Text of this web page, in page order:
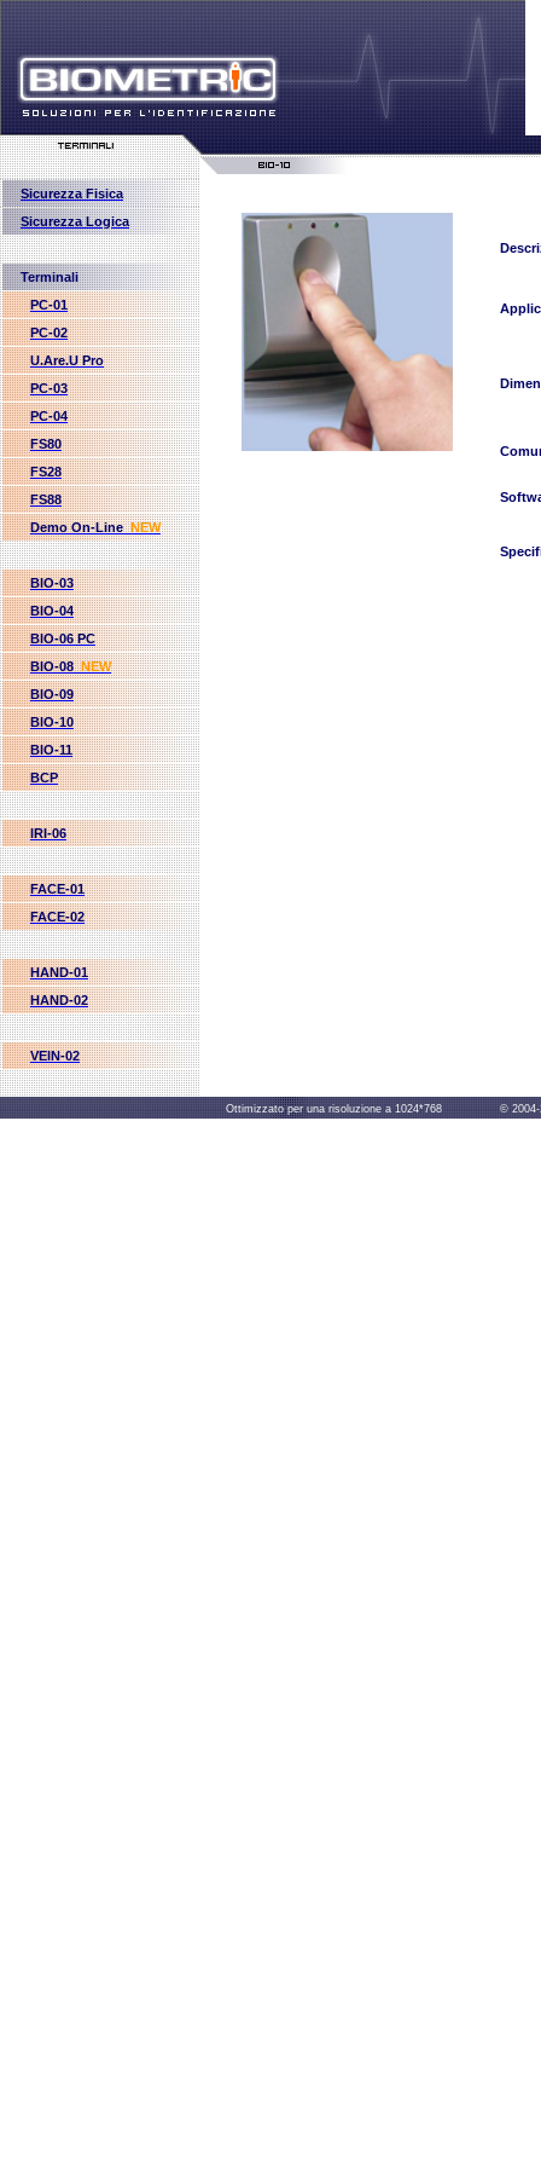
Sicurezza Fisica
Sicurezza Logica
Terminali
PC-01
PC-02
U.Are.U Pro
PC-03
PC-04
FS80
FS28
FS88
Demo On-LineNEW
BIO-03
BIO-04
BIO-06 PC
BIO-08NEW
BIO-09
BIO-10
BIO-11
BCP
IRI-06
FACE-01
FACE-02
HAND-01
HAND-02
VEIN-02
Ottimizzato per una risoluzione a 1024*768 © 2004-